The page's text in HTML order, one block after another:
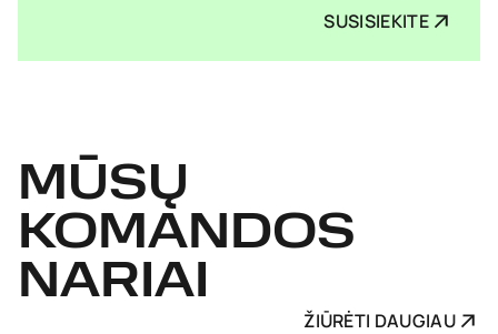
SUSISIEKITE
MŪSŲ
KOMANDOS
NARIAI
ŽIŪRĖTI DAUGIAU